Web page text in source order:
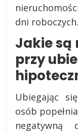
dni roboczych.
Jakie są
przy
Ubiegając
osób
negatywną